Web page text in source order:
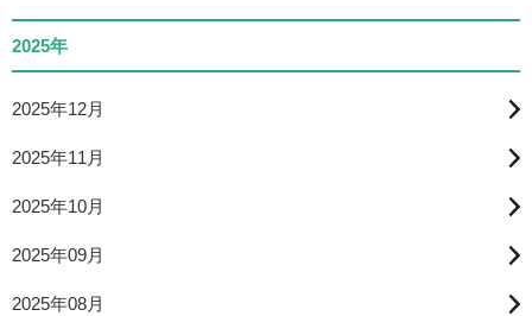
2025年
2025年12月
2025年11月
2025年10月
2025年09月
2025年08月